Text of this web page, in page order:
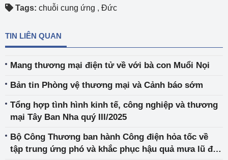
Tags: chuỗi cung ứng , Đức
TIN LIÊN QUAN
Mang thương mại điện tử về với bà con Muổi Nọi
Bản tin Phòng vệ thương mại và Cảnh báo sớm
Tổng hợp tình hình kinh tế, công nghiệp và thương
mại Tây Ban Nha quý III/2025
Bộ Công Thương ban hành Công điện hỏa tốc về
tập trung ứng phó và khắc phục hậu quả mưa lũ đặc